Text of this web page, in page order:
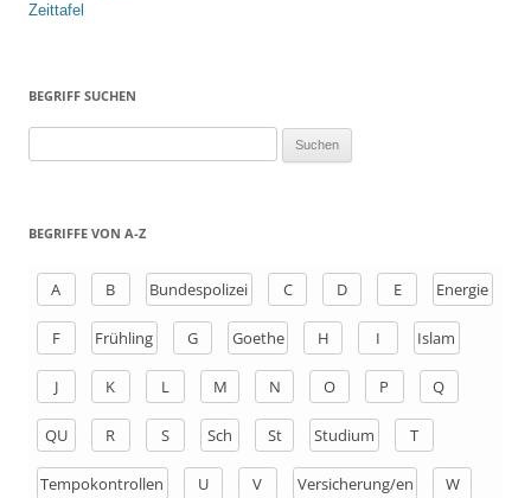
Zeittafel
BEGRIFF SUCHEN
h
BEGRIFFE VON A-Z
A B Bundespolizei C D E Energie
F Frühling G Goethe H I Islam
J K L M N O P Q
QU R S Sch St Studium T
Tempokontrollen U V Versicherung/en W